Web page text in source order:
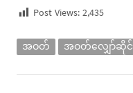
Post Views:2,435
အဝတ် အဝတ်လျှော်ဆိုင်